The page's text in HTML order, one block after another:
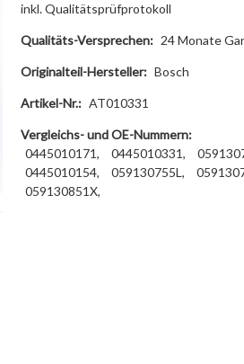
inkl. Qualitätsprüfprotokoll
Qualitäts-Versprechen: 24 Monate
Originalteil-Hersteller: Bosch
Artikel-Nr.: AT010331
Vergleichs- und OE-Nummern:
0445010171,
0445010331,
0445010154,
059130755L,
059130851X,